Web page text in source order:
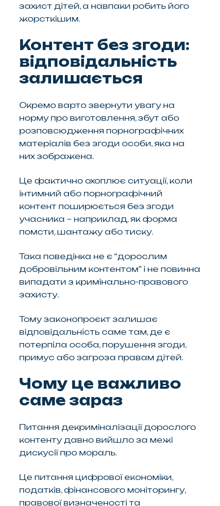
захист дітей, а навпаки робить його
жорсткішим.
Контент без згоди:
відповідальність
залишається
Окремо варто звернути увагу на
норму про виготовлення, збут або
розповсюдження порнографічних
матеріалів без згоди особи, яка на
них зображена.
Це фактично охоплює ситуації, коли
інтимний або порнографічний
контент поширюється без згоди
учасника – наприклад, як форма
помсти, шантажу або тиску.
Така поведінка не є “дорослим
добровільним контентом” і не повинна
випадати з кримінально-правового
захисту.
Тому законопроєкт залишає
відповідальність саме там, де є
потерпіла особа, порушення згоди,
примус або загроза правам дітей.
Чому це важливо
саме зараз
Питання декриміналізації дорослого
контенту давно вийшло за межі
дискусії про мораль.
Це питання цифрової економіки,
податків, фінансового моніторингу,
правової визначеності та